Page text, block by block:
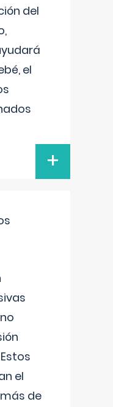
del
el
+
el
de